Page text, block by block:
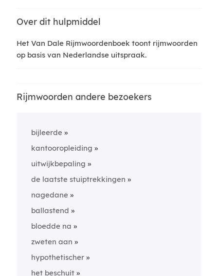
Over dit hulpmiddel
Het Van Dale Rijmwoordenboek toont rijmwoorden
op basis van Nederlandse uitspraak.
Rijmwoorden andere bezoekers
bijleerde
kantooropleiding
uitwijkbepaling
de laatste stuiptrekkingen
nagedane
ballastend
bloedde na
zweten aan
hypothetischer
het beschuit